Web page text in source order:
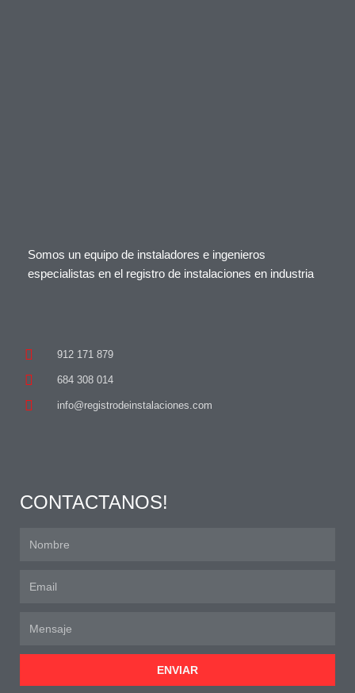
Somos un equipo de instaladores e ingenieros
especialistas en el registro de instalaciones en industria
912 171 879
684 308 014
info@registrodeinstalaciones.com
CONTACTANOS!
ENVIAR